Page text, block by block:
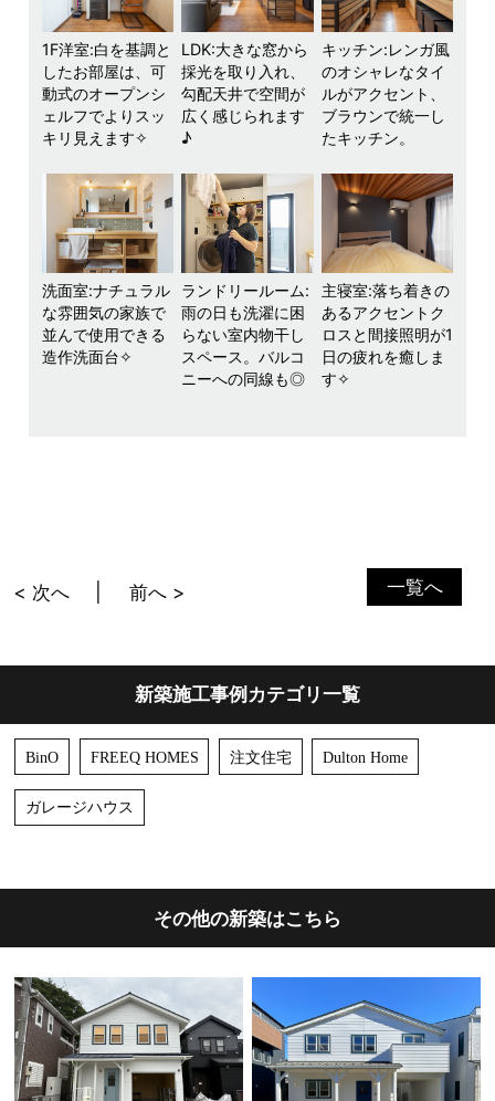
1F洋室:白を基調と
したお部屋は、可
動式のオープンシ
ェルフでよりスッ
キリ見えます✧
LDK:大きな窓から
採光を取り入れ、
勾配天井で空間が
広く感じられます
♪
キッチン:レンガ風
のオシャレなタイ
ルがアクセント、
ブラウンで統一し
たキッチン。
洗面室:ナチュラル
な雰囲気の家族で
並んで使用できる
造作洗面台✧
ランドリールーム:
雨の日も洗濯に困
らない室内物干し
スペース。バルコ
ニーへの同線も◎
主寝室:落ち着きの
あるアクセントク
ロスと間接照明が1
日の疲れを癒しま
す✧
一覧へ
< 次へ 前へ >
新築施工事例カテゴリ一覧
BinO FREEQ HOMES 注文住宅 Dulton Home
ガレージハウス
その他の新築はこちら